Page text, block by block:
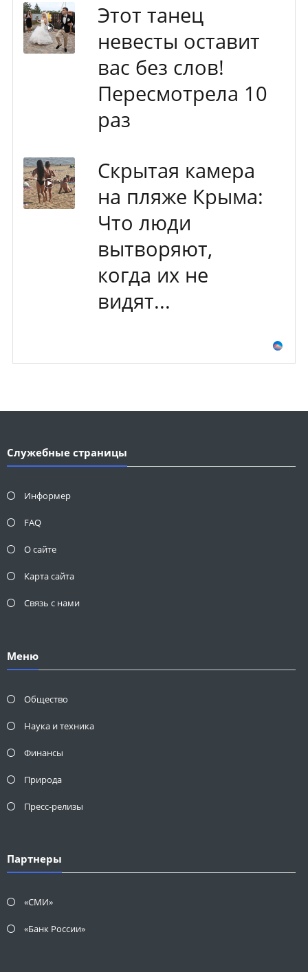
Этот танец
невесты оставит
вас без слов!
Пересмотрела 10
раз
Скрытая камера
на пляже Крыма:
Что люди
вытворяют,
когда их не
видят...
Служебные страницы
Информер
FAQ
О сайте
Карта сайта
Связь с нами
Меню
Общество
Наука и техника
Финансы
Природа
Пресс-релизы
Партнеры
«СМИ»
«Банк России»